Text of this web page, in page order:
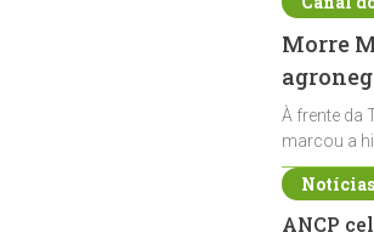
Morre
À frente da
marcou a
ANCP